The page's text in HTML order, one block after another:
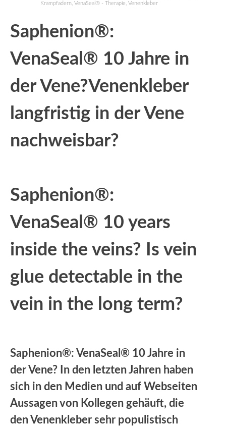
Krampfadern, VenaSeal® - Therapie, Venenkleber
Saphenion®:
VenaSeal® 10 Jahre in
der Vene?Venenkleber
langfristig in der Vene
nachweisbar?
Saphenion®:
VenaSeal® 10 years
inside the veins? Is vein
glue detectable in the
vein in the long term?
Saphenion®: VenaSeal® 10 Jahre in
der Vene? In den letzten Jahren haben
sich in den Medien und auf Webseiten
Aussagen von Kollegen gehäuft, die
den Venenkleber sehr populistisch